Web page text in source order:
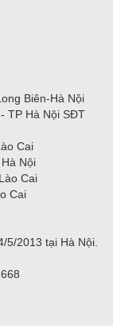
Biên-Hà Nội
TP Hà Nội SĐT
Cai
Nội
Cai
Cai
5/2013 tại Hà Nội.